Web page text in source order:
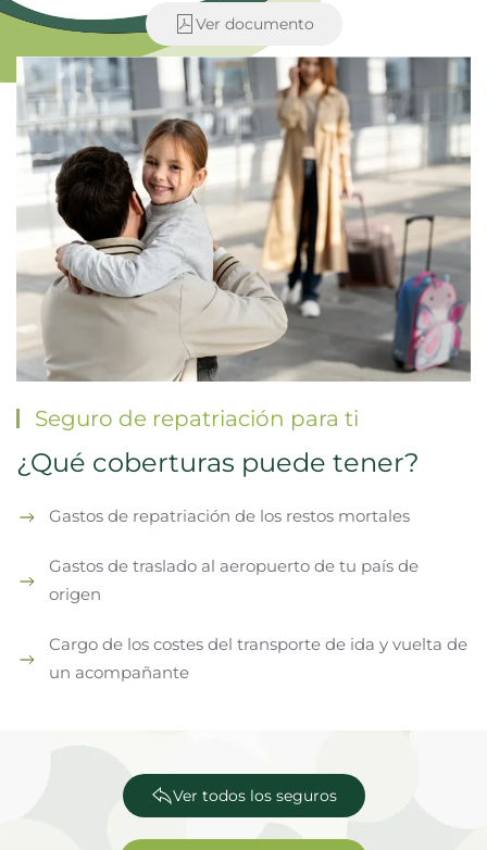
Ver documento
Seguro de repatriación para ti
¿Qué coberturas puede tener?
Gastos de repatriación de los restos mortales
Gastos de traslado al aeropuerto de tu país de
origen
Cargo de los costes del transporte de ida y vuelta de
un acompañante
Ver todos los seguros